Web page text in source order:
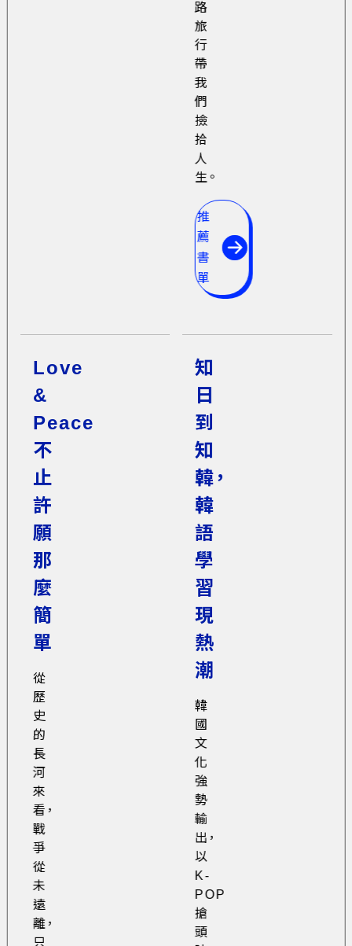
路
旅
行
帶
我
們
撿
拾
人
生。
推
薦
書
單
Love
&
Peace
不
止
許
願
那
麼
簡
單
從
歷
史
的
長
河
來
看，
戰
爭
從
未
遠
離，
只
知
日
到
知
韓，
韓
語
學
習
現
熱
潮
韓
國
文
化
強
勢
輸
出，
以
K-
POP
搶
頭